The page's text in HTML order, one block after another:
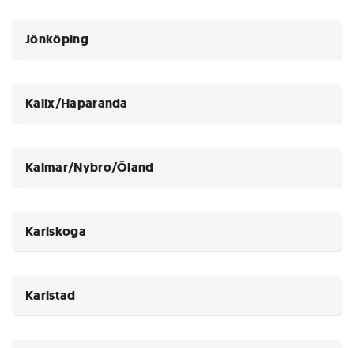
Jönköping
Kalix/Haparanda
Kalmar/Nybro/Öland
Karlskoga
Karlstad